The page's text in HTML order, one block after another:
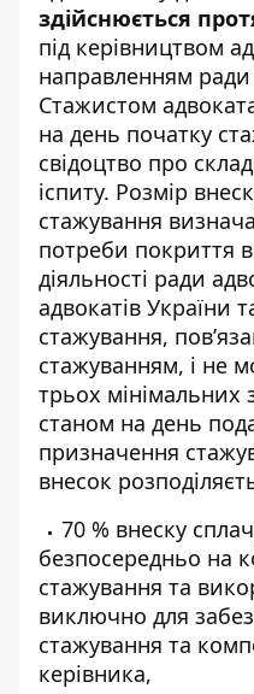
здійснюється
під керівництвом
направленням ради
Стажистом
на день початку
свідоцтво про
іспиту. Розмір
стажування
потреби покриття
діяльності ради
адвокатів України
стажування,
стажуванням, і не
трьох мінімальних
станом на день
призначення
внесок
70 % внеску
безпосередньо на
стажування та
виключно для
стажування та
керівника,